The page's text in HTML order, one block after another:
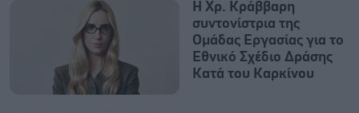
Η Χρ. Κράββαρη
συντονίστρια της
Ομάδας Εργασίας για το
Εθνικό Σχέδιο Δράσης
Κατά του Καρκίνου